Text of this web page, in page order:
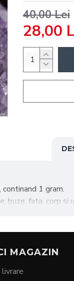
28,00
40,00 Lei
1 gram.
fata, corp si
cremoasa.
MAGAZIN